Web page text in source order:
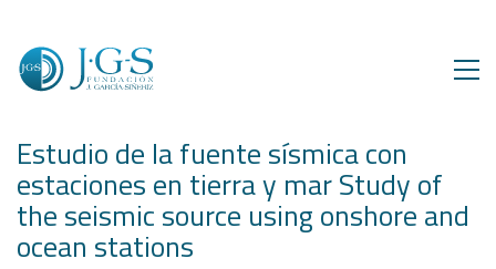
Estudio de la fuente sísmica con
estaciones en tierra y mar Study of
the seismic source using onshore and
ocean stations